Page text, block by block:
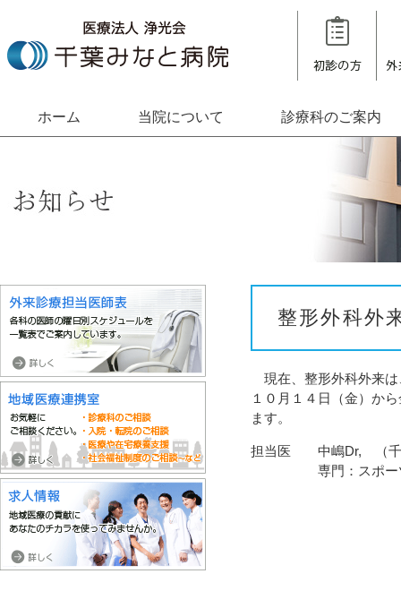
ホーム 当院について 診療科のご案内
整形外科外
現在、整形外科外来は
１０月１４日（金）か
ます。
担当医 中嶋Dr, （千
専門：スポーツ・